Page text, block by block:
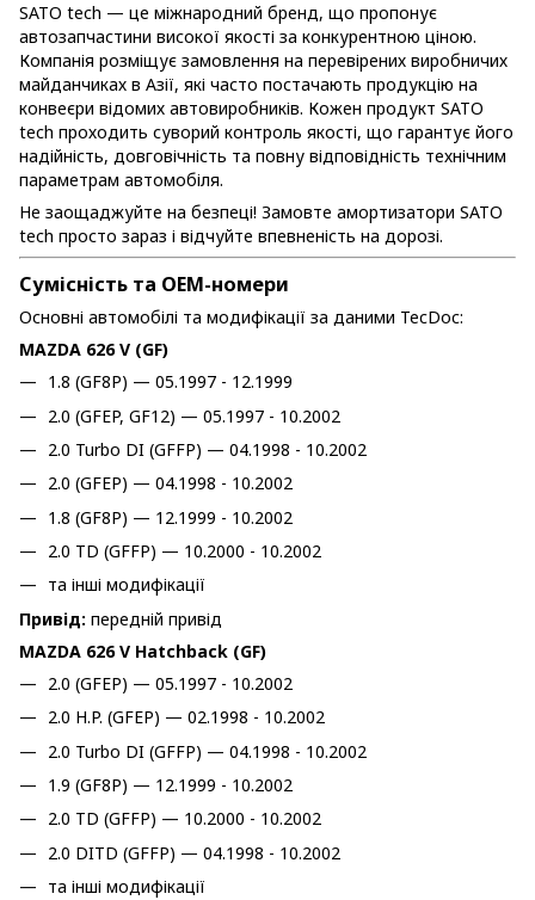
SATO tech — це міжнародний бренд, що пропонує
автозапчастини високої якості за конкурентною ціною.
Компанія розміщує замовлення на перевірених виробничих
майданчиках в Азії, які часто постачають продукцію на
конвеєри відомих автовиробників. Кожен продукт SATO
tech проходить суворий контроль якості, що гарантує його
надійність, довговічність та повну відповідність технічним
параметрам автомобіля.
Не заощаджуйте на безпеці! Замовте амортизатори SATO
tech просто зараз і відчуйте впевненість на дорозі.
Сумісність та OEM-номери
Основні автомобілі та модифікації за даними TecDoc:
MAZDA 626 V (GF)
1.8 (GF8P) — 05.1997 - 12.1999
2.0 (GFEP, GF12) — 05.1997 - 10.2002
2.0 Turbo DI (GFFP) — 04.1998 - 10.2002
2.0 (GFEP) — 04.1998 - 10.2002
1.8 (GF8P) — 12.1999 - 10.2002
2.0 TD (GFFP) — 10.2000 - 10.2002
та інші модифікації
Привід: передній привід
MAZDA 626 V Hatchback (GF)
2.0 (GFEP) — 05.1997 - 10.2002
2.0 H.P. (GFEP) — 02.1998 - 10.2002
2.0 Turbo DI (GFFP) — 04.1998 - 10.2002
1.9 (GF8P) — 12.1999 - 10.2002
2.0 TD (GFFP) — 10.2000 - 10.2002
2.0 DITD (GFFP) — 04.1998 - 10.2002
та інші модифікації